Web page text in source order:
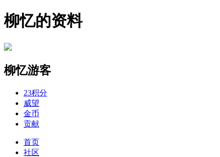
柳忆的资料
柳忆游客
23积分
威望
金币
贡献
首页
社区